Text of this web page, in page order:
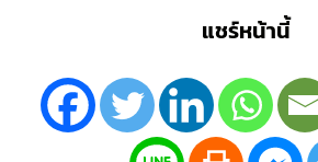
แชร์หน้านี้